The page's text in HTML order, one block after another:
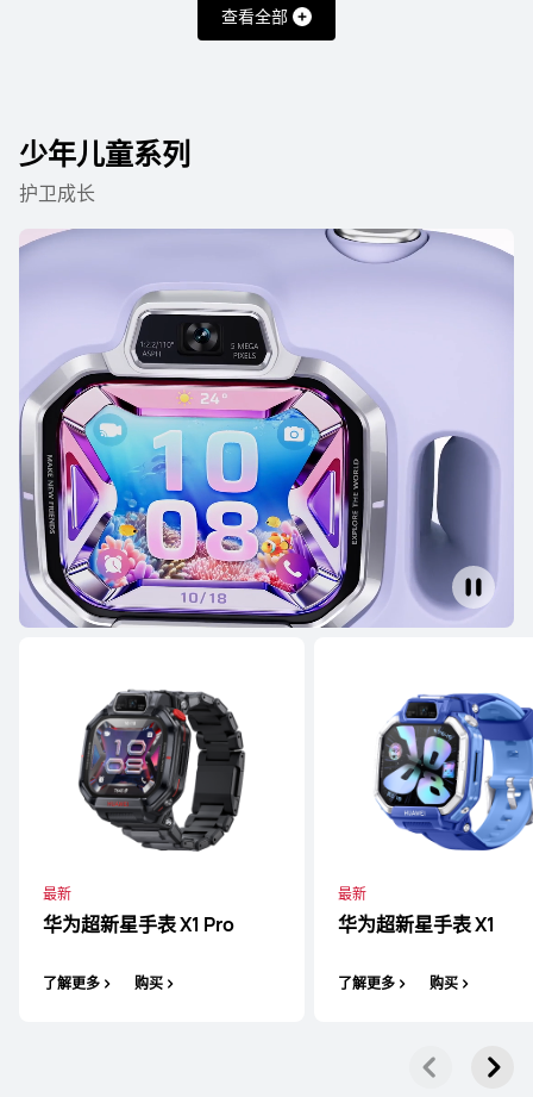
查看全部
少年儿童系列
护卫成长
最新
华为超新星手表 X1 Pro
了解更多 购买
最新
华为超新星手表 X1
了解更多 购买
WATCH FIT 系列
了解更多 购买
HUAWEI WATCH FIT 5
了解更多
购买
HUAWEI WATCH FIT 4
购买